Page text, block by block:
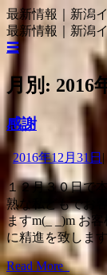
コ
ン
テ
ン
ツ
へ
ス
キ
ッ
プ
最新情報｜新潟
最新情報｜新潟
☰
コ
ン
テ
ン
ツ
へ
ス
キ
ッ
プ
月別: 2016
感謝
2016年12月31日 |
１２月３０日で
熟な私どもでお
ますm(_ _)m お
に精進を致しま
Read More